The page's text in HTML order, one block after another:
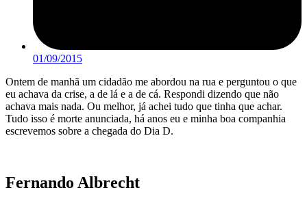
01/09/2015
Ontem de manhã um cidadão me abordou na rua e perguntou o que
eu achava da crise, a de lá e a de cá. Respondi dizendo que não
achava mais nada. Ou melhor, já achei tudo que tinha que achar.
Tudo isso é morte anunciada, há anos eu e minha boa companhia
escrevemos sobre a chegada do Dia D.
Fernando Albrecht